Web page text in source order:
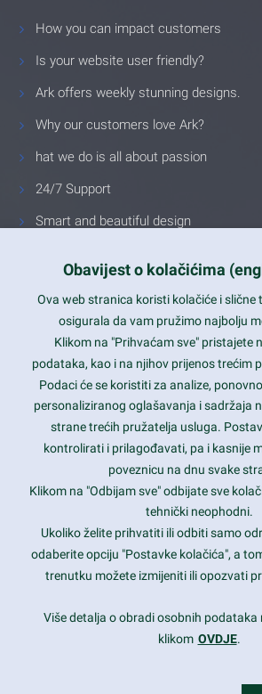
How you can impact customers
Is your website user friendly?
Ark offers weekly stunning designs.
Why our customers love Ark?
hat we do is all about passion
24/7 Support
Smart and beautiful design
Latest trends and much more...
Contact Info
1600 Amphitheatre Parkway, Mountain
prothemes.net@gmail.com
Daily: 9:00 am - 6:00 pm
Sunday: Closed
Copyright 2017FRESHFACE© All Rights
Obavijest o kolačićima
Ova web stranica koristi kolačiće i slične
osigurala da vam pružimo najbolju
Klikom na "Prihvaćam sve" pristajete
podataka, kao i na njihov prijenos trećim
Podaci će se koristiti za analize,
personaliziranog oglašavanja i sadržaja
strane trećih pružatelja usluga.
kontrolirati i prilagođavati, pa i kasnije
poveznicu na dnu svake
Klikom na "Odbijam sve" odbijate sve
tehnički neophodni.
Ukoliko želite prihvatiti ili odbiti samo
odaberite opciju "Postavke kolačića", a
trenutku možete izmijeniti ili opozvati
Više detalja o obradi osobnih podataka
klikom OVDJE.